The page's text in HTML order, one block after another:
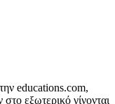
educations.com,
εξωτερικό γίνονται